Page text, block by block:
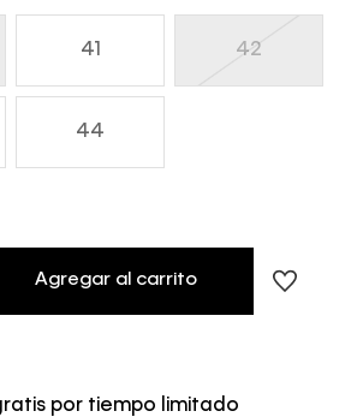
41 42
44
Agregar al carrito
por tiempo limitado